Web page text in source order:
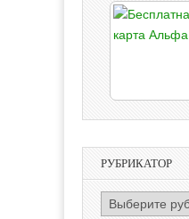
РУБРИКАТОР
РУБРИКАТОР